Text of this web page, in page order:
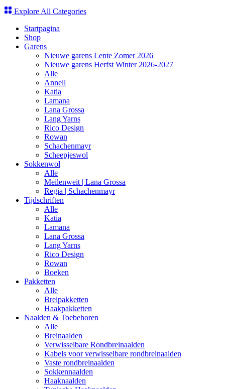
Explore All Categories
Startpagina
Shop
Garens
Nieuwe garens Lente Zomer 2026
Nieuwe garens Herfst Winter 2026-2027
Alle
Annell
Katia
Lamana
Lana Grossa
Lang Yarns
Rico Design
Rowan
Schachenmayr
Scheepjeswol
Sokkenwol
Alle
Meilenweit | Lana Grossa
Regia | Schachenmayr
Tijdschriften
Alle
Katia
Lamana
Lana Grossa
Lang Yarns
Rico Design
Rowan
Boeken
Pakketten
Alle
Breipakketten
Haakpakketten
Naalden & Toebehoren
Alle
Breinaalden
Verwisselbare Rondbreinaalden
Kabels voor verwisselbare rondbreinaalden
Vaste rondbreinaalden
Sokkennaalden
Haaknaalden